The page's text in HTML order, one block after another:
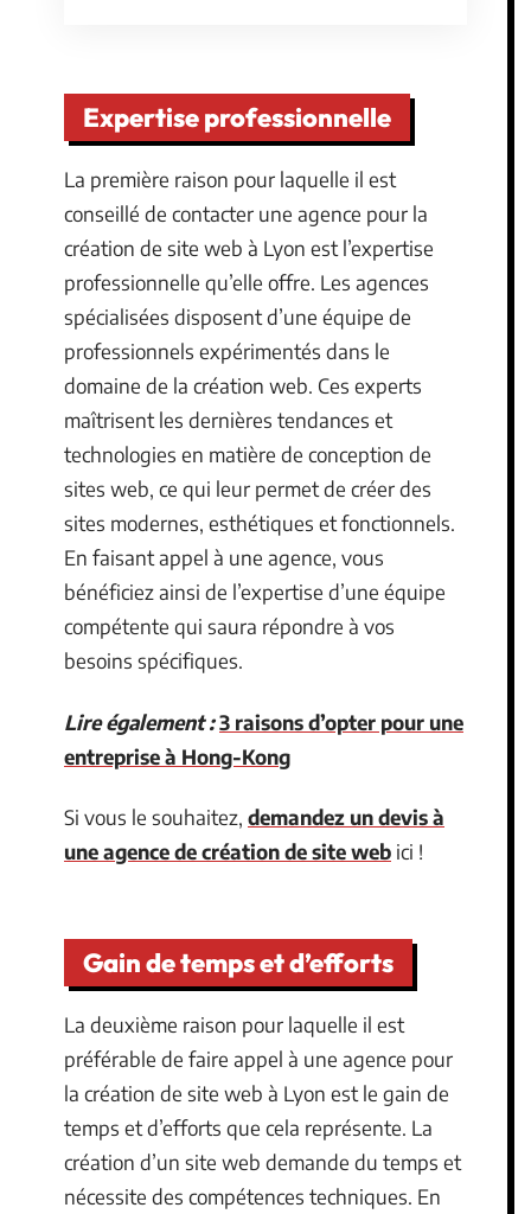
Expertise professionnelle
La première raison pour laquelle il est
conseillé de contacter une agence pour la
création de site web à Lyon est l’expertise
professionnelle qu’elle offre. Les agences
spécialisées disposent d’une équipe de
professionnels expérimentés dans le
domaine de la création web. Ces experts
maîtrisent les dernières tendances et
technologies en matière de conception de
sites web, ce qui leur permet de créer des
sites modernes, esthétiques et fonctionnels.
En faisant appel à une agence, vous
bénéficiez ainsi de l’expertise d’une équipe
compétente qui saura répondre à vos
besoins spécifiques.
Lire également :3 raisons d’opter pour une
entreprise à Hong-Kong
Si vous le souhaitez, demandez un devis à
une agence de création de site web ici !
Gain de temps et d’efforts
La deuxième raison pour laquelle il est
préférable de faire appel à une agence pour
la création de site web à Lyon est le gain de
temps et d’efforts que cela représente. La
création d’un site web demande du temps et
nécessite des compétences techniques. En